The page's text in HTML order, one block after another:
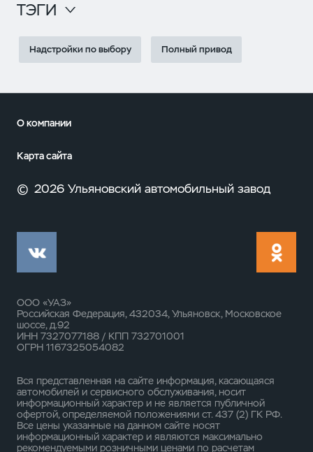
ТЭГИ
Надстройки по выбору Полный привод
О компании
Карта сайта
© 2026 Ульяновский автомобильный завод
ООО «УАЗ»
Российская Федерация, 432034, Ульяновск, Московское
шоссе, д.92
ИНН 7327077188 / КПП 732701001
ОГРН 1167325054082
Вся представленная на сайте информация, касающаяся
автомобилей и сервисного обслуживания, носит
информационный характер и не является публичной
офертой, определяемой положениями ст. 437 (2) ГК РФ.
Все цены указанные на данном сайте носят
информационный характер и являются максимально
рекомендуемыми розничными ценами по расчетам